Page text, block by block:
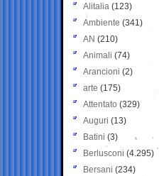
Alitalia (123)
Ambiente (341)
AN (210)
Animali (74)
Arancioni (2)
arte (175)
Attentato (329)
Auguri (13)
Batini (3)
Berlusconi (4.295)
Bersani (234)